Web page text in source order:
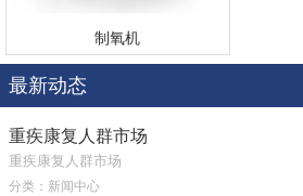
制氧机
最新动态
重疾康复人群市场
重疾康复人群市场
分类：新闻中心